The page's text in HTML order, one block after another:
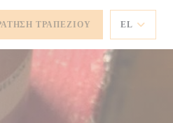
ΤΡΑΠΕΖΙΟΎ EL